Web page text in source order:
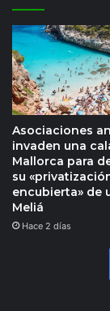
Asociaciones
invaden una
Mallorca para
su
encubierta» de
Meliá
Hace 2 días